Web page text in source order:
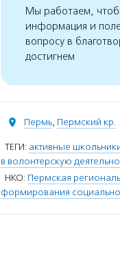
Мы работаем,
информация и
вопросу в
достигнем
Пермь, Пермский кр.
ТЕГИ: активные
в волонтерскую
НКО: Пермская
формирования